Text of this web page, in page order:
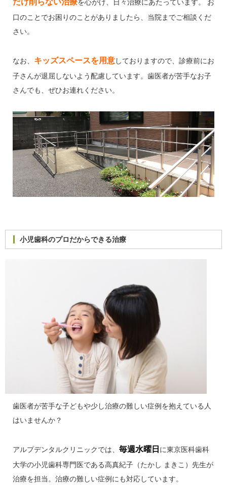
を心がけ、日々治療にあたっています。 お
口のことでお困りのことがありましたら、当院までご相談くだ
さい。
なお、 キッズスペースを用意しておりますので、診療前にお
子さんが退屈しないよう配慮しています。歯医者が苦手なお子
さんでも、ぜひお連れください。
小児歯科のプロだからできる治療
歯医者が苦手な子どもや少し治療の難しい症例を抱えている人
はいませんか？
アルプデンタルクリニックでは、 毎週水曜日 に東京医科歯科
大学の小児歯科専門医である高真紀子（たかし まきこ）先生が
治療を担当。治療の難しい症例にも対応しています。